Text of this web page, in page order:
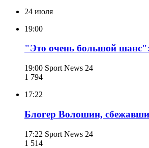
24 июля
19:00
"Это очень большой
19:00 Sport News 24
1 794
17:22
Блогер Волошин,
17:22 Sport News 24
1 514